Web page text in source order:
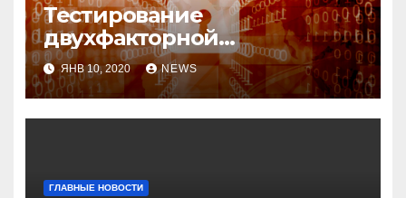
Тестирование
двухфакторной
аутентификации и
возможные варианты
обхода
ЯНВ 10, 2020 NEWS
ГЛАВНЫЕ НОВОСТИ